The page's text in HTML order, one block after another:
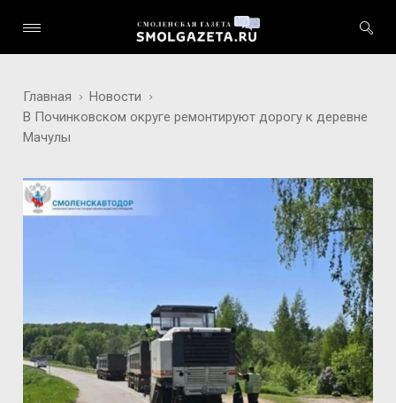
Главная
Новости
В Починковском округе ремонтируют дорогу к деревне
Мачулы